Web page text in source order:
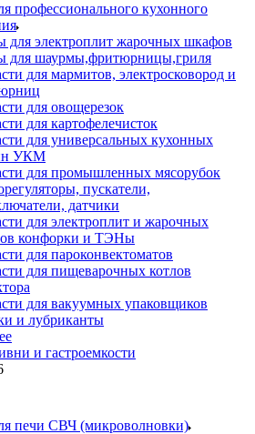
профессионального кухонного
электроплит жарочных шкафов
шаурмы,фритюрницы,гриля
для мармитов, электросковород и
для овощерезок
для картофелечисток
для универсальных кухонных
УКМ
для промышленных мясорубок
пускатели,
датчики
для электроплит и жарочных
конфорки и ТЭНы
для пароконвектоматов
для пищеварочных котлов
для вакуумных упаковщиков
и лубриканты
и гастроемкости
печи СВЧ (микроволновки)